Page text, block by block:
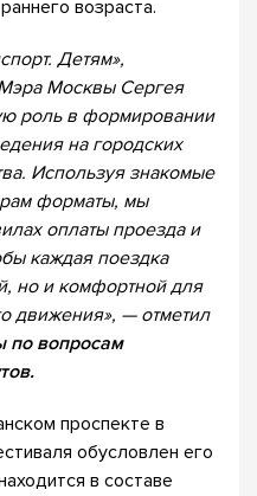
возраста.
Детям»,
Москвы Сергея
роль в формировании
на городских
Используя знакомые
форматы, мы
оплаты проезда и
каждая поездка
но и комфортной для
движения», — отметил
по вопросам
проспекте в
обусловлен его
в составе